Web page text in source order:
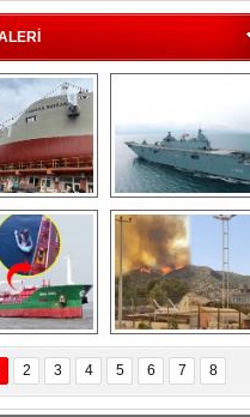
Tersanesi,
Bayrak
suya
TCG Anadolu,
tersane teknik
seyrini tamamladı
Türk
DENIZ
Milas’taki yangın
yeniden termik
santrallere doğru
ilerliyor
2 3 4 5 6 7 8